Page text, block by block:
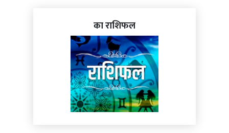
का राशिफल